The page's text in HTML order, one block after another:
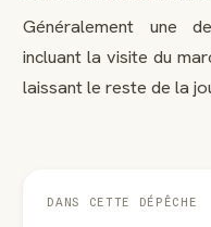
Généralement une
incluant la visite du
laissant le reste de la
DANS CETTE DÉPÊCHE